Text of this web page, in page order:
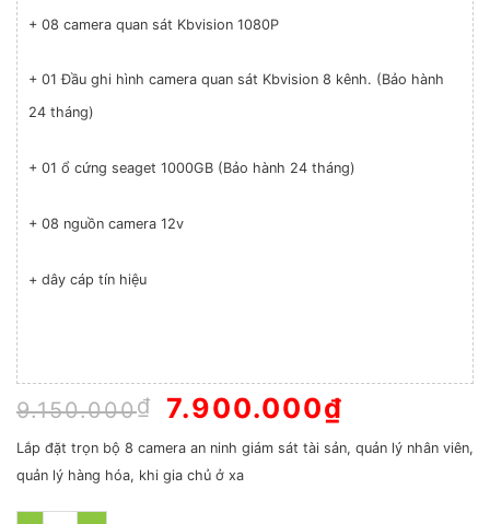
+ 08 camera quan sát Kbvision 1080P
+ 01 Đầu ghi hình camera quan sát Kbvision 8 kênh. (Bảo hành
24 tháng)
+ 01 ổ cứng seaget 1000GB (Bảo hành 24 tháng)
+ 08 nguồn camera 12v
+ dây cáp tín hiệu
9.150.000₫
Giá
gốc
là:
9.150.000₫.
7.900.000₫
tại
Lắp đặt trọn bộ 8 camera an ninh giám sát tài sản, quản lý nhân viên,
quản lý hàng hóa, khi gia chủ ở xa